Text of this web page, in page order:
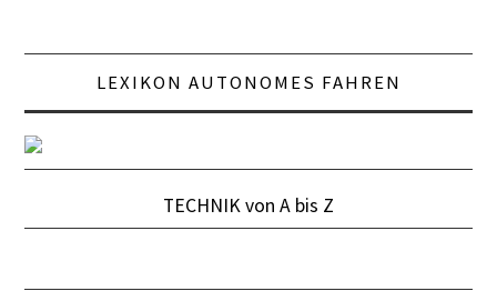
LEXIKON AUTONOMES FAHREN
TECHNIK von A bis Z